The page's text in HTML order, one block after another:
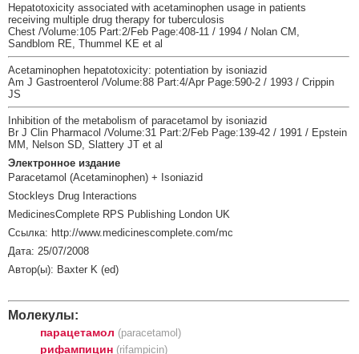
Hepatotoxicity associated with acetaminophen usage in patients
receiving multiple drug therapy for tuberculosis
Chest /Volume:105 Part:2/Feb Page:408-11 / 1994 / Nolan CM,
Sandblom RE, Thummel KE et al
Acetaminophen hepatotoxicity: potentiation by isoniazid
Am J Gastroenterol /Volume:88 Part:4/Apr Page:590-2 / 1993 / Crippin
JS
Inhibition of the metabolism of paracetamol by isoniazid
Br J Clin Pharmacol /Volume:31 Part:2/Feb Page:139-42 / 1991 / Epstein
MM, Nelson SD, Slattery JT et al
Электронное издание
Paracetamol (Acetaminophen) + Isoniazid
Stockleys Drug Interactions
MedicinesComplete RPS Publishing London UK
Ссылка: http://www.medicinescomplete.com/mc
Дата: 25/07/2008
Автор(ы): Baxter K (ed)
Молекулы:
парацетамол (paracetamol)
рифампицин (rifampicin)